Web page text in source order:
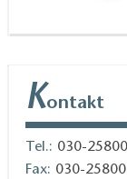
Kontakt
Tel.: 030-
Fax: 030-